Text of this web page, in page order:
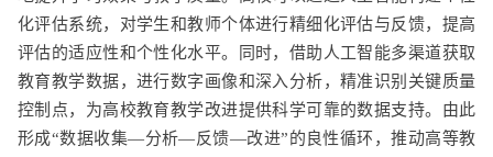
化评估系统，对学生和教师个体进行精细化评估与反馈，提高
评估的适应性和个性化水平。同时，借助人工智能多渠道获取
教育教学数据，进行数字画像和深入分析，精准识别关键质量
控制点，为高校教育教学改进提供科学可靠的数据支持。由此
形成“数据收集—分析—反馈—改进”的良性循环，推动高等教